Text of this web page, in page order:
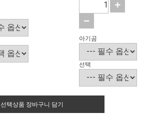
아기곰
선택
선택상품 장바구니 담기